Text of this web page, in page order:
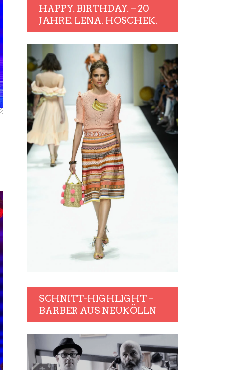
HAPPY. BIRTHDAY. – 20
JAHRE. LENA. HOSCHEK.
SCHNITT-HIGHLIGHT –
BARBER AUS NEUKÖLLN